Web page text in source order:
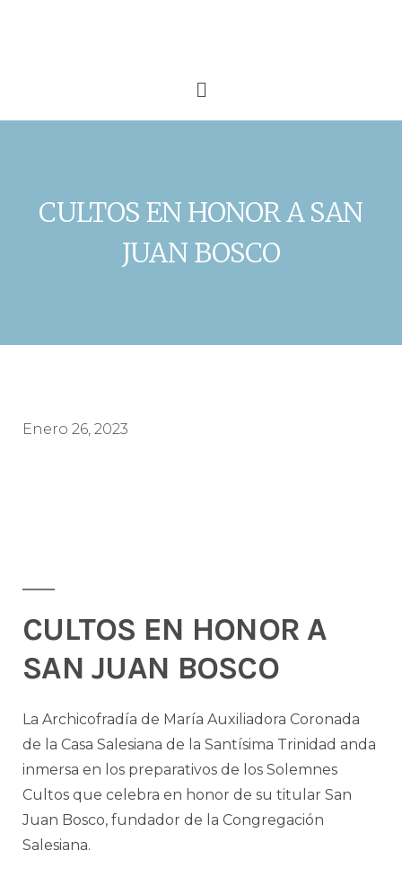
CULTOS EN HONOR A SAN
JUAN BOSCO
Enero 26, 2023
CULTOS EN HONOR A
SAN JUAN BOSCO
La Archicofradía de María Auxiliadora Coronada
de la Casa Salesiana de la Santísima Trinidad anda
inmersa en los preparativos de los Solemnes
Cultos que celebra en honor de su titular San
Juan Bosco, fundador de la Congregación
Salesiana.